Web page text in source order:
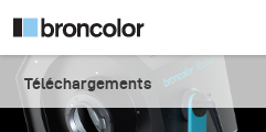
Téléchargements